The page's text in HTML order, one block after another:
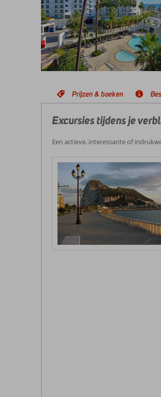
Prijzen & boeken
Excursies tijdens je
Een actieve, interessante of